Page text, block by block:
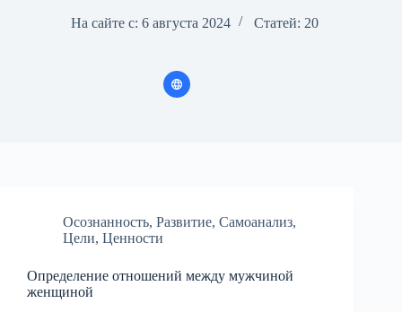
На сайте с: 6 августа 2024 Статей: 20
Осознанность, Развитие, Самоанализ,
Цели, Ценности
Определение отношений между мужчиной
женщиной